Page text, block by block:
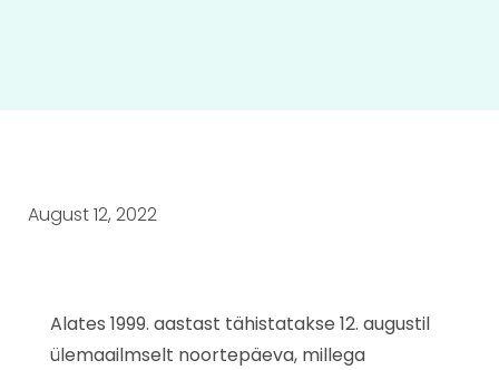
August 12, 2022
Alates 1999. aastast tähistatakse 12. augustil
ülemaailmselt noortepäeva, millega